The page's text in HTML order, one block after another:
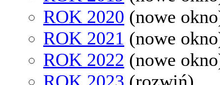
ROK 2020 (nowe
ROK 2021 (nowe
ROK 2022 (nowe